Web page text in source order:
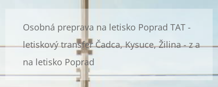
Osobná preprava na letisko Poprad TAT -
letiskový transfer Čadca, Kysuce, Žilina - z a
na letisko Poprad